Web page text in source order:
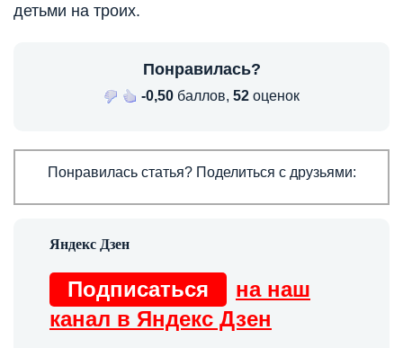
детьми на троих.
Понравилась?
-0,50 баллов, 52 оценок
Понравилась статья? Поделиться с друзьями:
Подписаться
на наш
канал в Яндекс Дзен